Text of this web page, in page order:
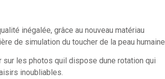
inégalée, grâce au nouveau matériau
de simulation du toucher de la peau humaine.
sur les photos quil dispose dune rotation qui
inoubliables.